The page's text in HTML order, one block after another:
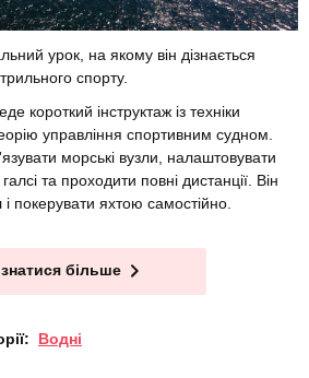
урок, на якому він дізнається
спорту.
короткий інструктаж із техніки
управління спортивним судном.
морські вузли, налаштовувати
та проходити повні дистанції. Він
покерувати яхтою самостійно.
більше
Водні